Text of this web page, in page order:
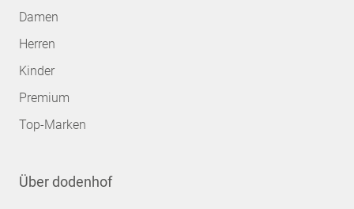
Damen
Herren
Kinder
Premium
Top-Marken
Über dodenhof